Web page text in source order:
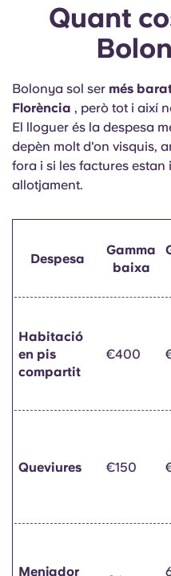
Quant
Bolonya sol ser més
Florència , però tot i així
El lloguer és la despesa
depèn molt d'on visquis,
fora i si les factures estan
allotjament.
Despesa
Gamma
baixa
Habitació
en pis
compartit
€400
Queviures €150
Menjador